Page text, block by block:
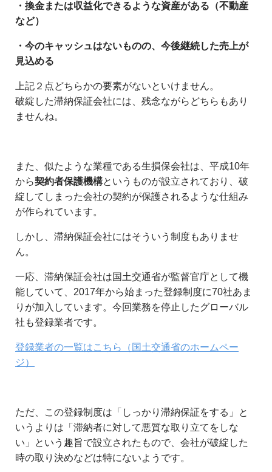
・換金または収益化できるような資産がある（不動産
など）
・今のキャッシュはないものの、今後継続した売上が
見込める
上記２点どちらかの要素がないといけません。
破綻した滞納保証会社には、残念ながらどちらもあり
ませんね。
また、似たような業種である生損保会社は、平成10年
から契約者保護機構というものが設立されており、破
綻してしまった会社の契約が保護されるような仕組み
が作られています。
しかし、滞納保証会社にはそういう制度もありませ
ん。
一応、滞納保証会社は国土交通省が監督官庁として機
能していて、2017年から始まった登録制度に70社あま
りが加入しています。今回業務を停止したグローバル
社も登録業者です。
登録業者の一覧はこちら（国土交通省のホームペー
ジ）
ただ、この登録制度は「しっかり滞納保証をする」と
いうよりは「滞納者に対して悪質な取り立てをしな
い」という趣旨で設立されたもので、会社が破綻した
時の取り決めなどは特にないようです。